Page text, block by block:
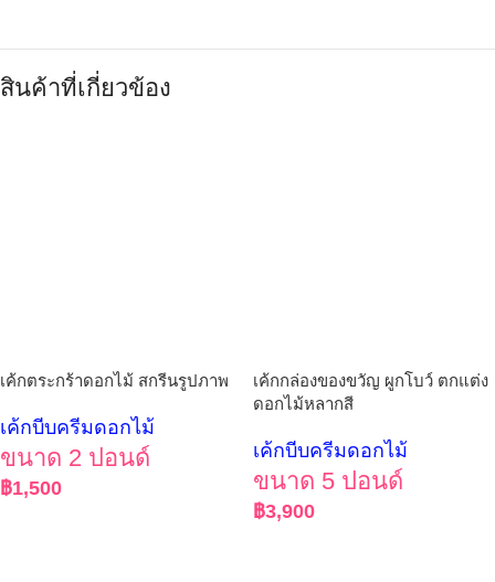
สินค้าที่เกี่ยวข้อง
เค้กตระกร้าดอกไม้ สกรีนรูปภาพ
เค้กบีบครีมดอกไม้
ขนาด 2 ปอนด์
฿1,500
เค้กกล่องของขวัญ ผูกโบว์ ตกแต่ง
ดอกไม้หลากสี
เค้กบีบครีมดอกไม้
ขนาด 5 ปอนด์
฿3,900